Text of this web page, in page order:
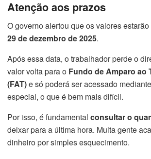
Atenção aos prazos
O governo alertou que os valores
29 de dezembro de 2025.
Após essa data, o trabalhador perde o
valor volta para o Fundo de Amparo ao
(FAT)e só poderá ser acessado
especial, o que é bem mais difícil.
Por isso, é fundamental consultar o
deixar para a última hora. Muita gente
dinheiro por simples esquecimento.